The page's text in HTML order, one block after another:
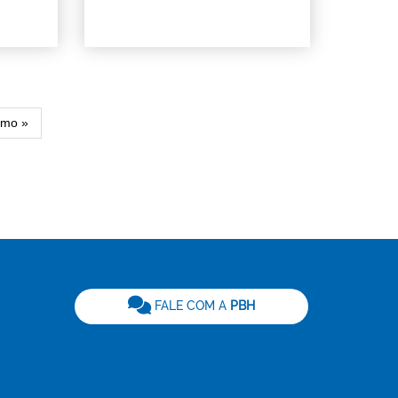
»
FALE COM A PBH